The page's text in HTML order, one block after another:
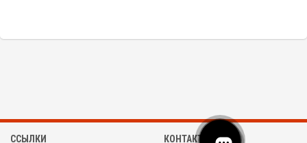
ССЫЛКИ КОНТАКТЫ